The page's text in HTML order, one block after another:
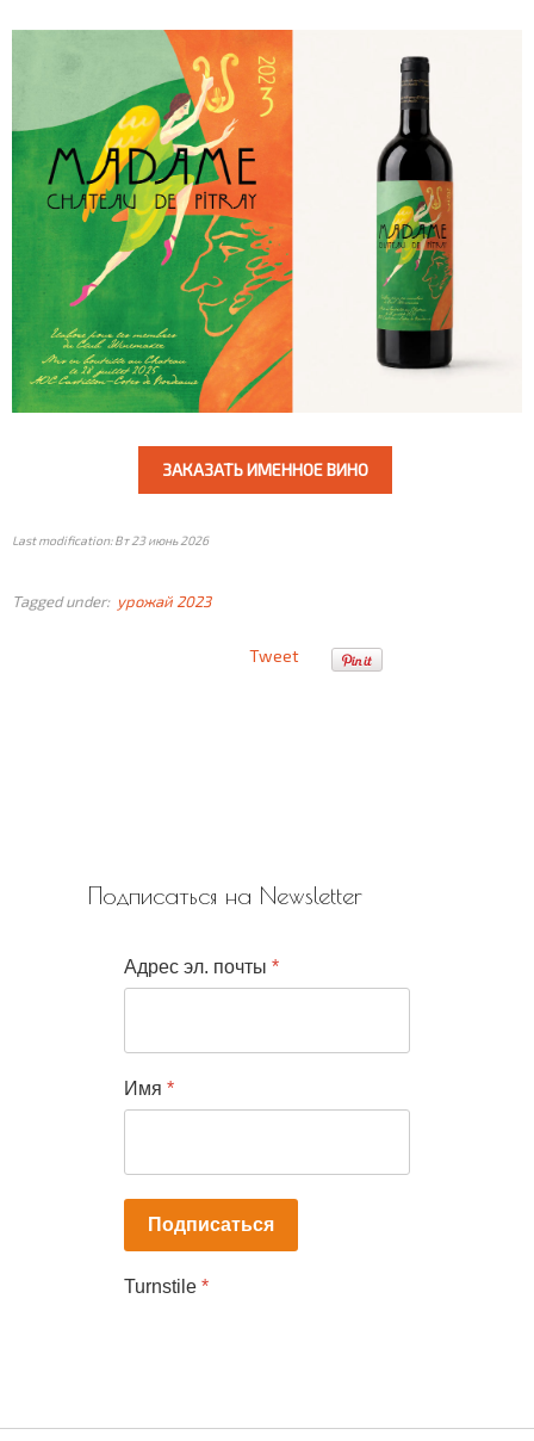
ЗАКАЗАТЬ ИМЕННОЕ ВИНО
Last modification: Вт 23 июнь 2026
Tagged under: урожай 2023
Tweet
Подписаться на Newsletter
Адрес эл. почты *
Имя *
Подписаться
Turnstile *